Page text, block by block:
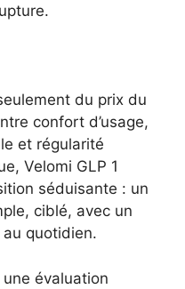
du prix du
confort d’usage,
et régularité
Velomi GLP 1
séduisante : un
ciblé, avec un
quotidien.
évaluation